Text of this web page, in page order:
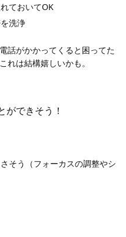
ておいてOK
洗浄
話がかかってくると困ってた
れは結構嬉しいかも。
ができそう！
そう（フォーカスの調整やシ